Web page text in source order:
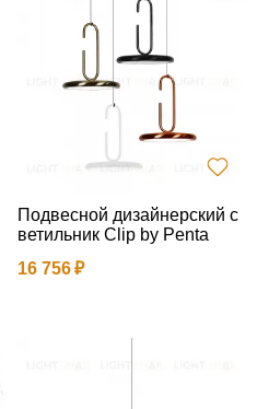
Подвесной дизайнерский с
ветильник Clip by Penta
16 756